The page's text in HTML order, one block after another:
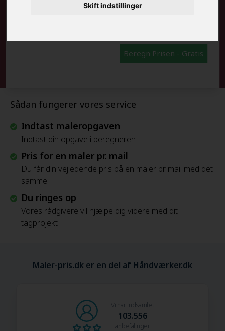
Skift indstillinger
Sådan fungerer vores service
Indtast maleropgaven
Indtast din opgave i beregneren
Pris for en maler pr. mail
Du får din vejledende pris på en maler pr. mail med det
samme
Du ringes op
Vores rådgivere vil hjælpe dig videre med dit
tagprojekt
FRAFLYTNINGSPAKKE:
Beregn Prisen - Gratis
Maler-pris.dk er en del af Håndværker.dk
Vi har indsamlet
103.556
anbefalinger